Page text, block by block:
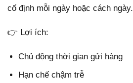
cố định mỗi ngày hoặc cách ngày.
👉 Lợi ích:
Chủ động thời gian gửi hàng
Hạn chế chậm trễ